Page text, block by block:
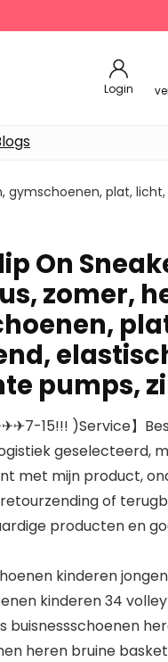
Login
gymschoenen, plat,
On
zomer,
pumps,
15!!! )Service】
geselecteerd,
met mijn product,
of
producten en
kinderen
kinderen 34
buisnessschoenen
heren bruine